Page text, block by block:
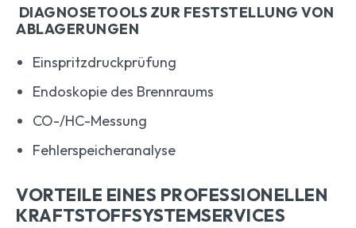
DIAGNOSETOOLS ZUR FESTSTELLUNG VON
ABLAGERUNGEN
Einspritzdruckprüfung
Endoskopie des Brennraums
CO-/HC-Messung
Fehlerspeicheranalyse
VORTEILE EINES PROFESSIONELLEN
KRAFTSTOFFSYSTEMSERVICES